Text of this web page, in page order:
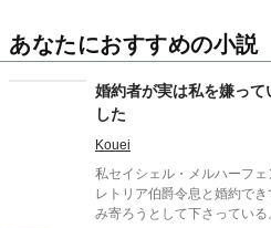
あなたにおすすめの小説
婚約者が実は私を嫌って
した
Kouei
私セイシェル・メルハーフ
レトリア伯爵令息と婚約できて幸せだった
み寄ろうとして下さってい